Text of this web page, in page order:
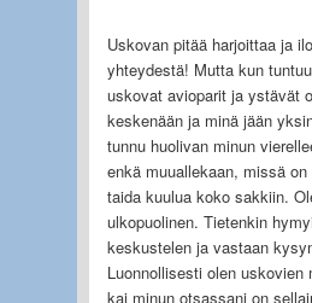
Uskovan pitää harjoittaa ja
yhteydestä! Mutta kun
uskovat avioparit ja ystävät
keskenään ja minä jään
tunnu huolivan minun
enkä muuallekaan, missä
taida kuulua koko sakkiin.
ulkopuolinen. Tietenkin
keskustelen ja vastaan
Luonnollisesti olen uskovien
kai minun otsassani on